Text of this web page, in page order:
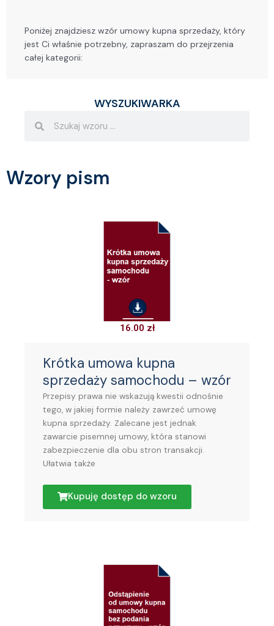
Poniżej znajdziesz wzór umowy kupna sprzedaży, który
jest Ci właśnie potrzebny, zapraszam do przejrzenia
całej kategorii:
WYSZUKIWARKA
Wzory pism
16.00 zł
Krótka umowa kupna
sprzedaży samochodu – wzór
Przepisy prawa nie wskazują kwestii odnośnie
tego, w jakiej formie należy zawrzeć umowę
kupna sprzedaży. Zalecane jest jednak
zawarcie pisemnej umowy, która stanowi
zabezpieczenie dla obu stron transakcji.
Ułatwia także
Kupuję dostęp do wzoru